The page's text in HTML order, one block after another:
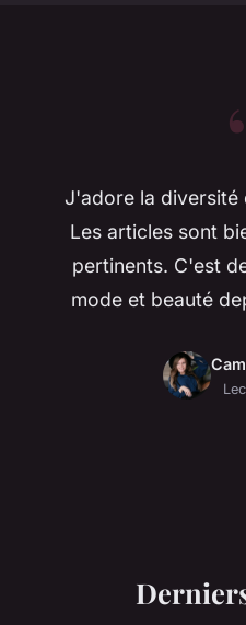
J'adore la diversité
Les articles sont
pertinents. C'est
mode et beauté